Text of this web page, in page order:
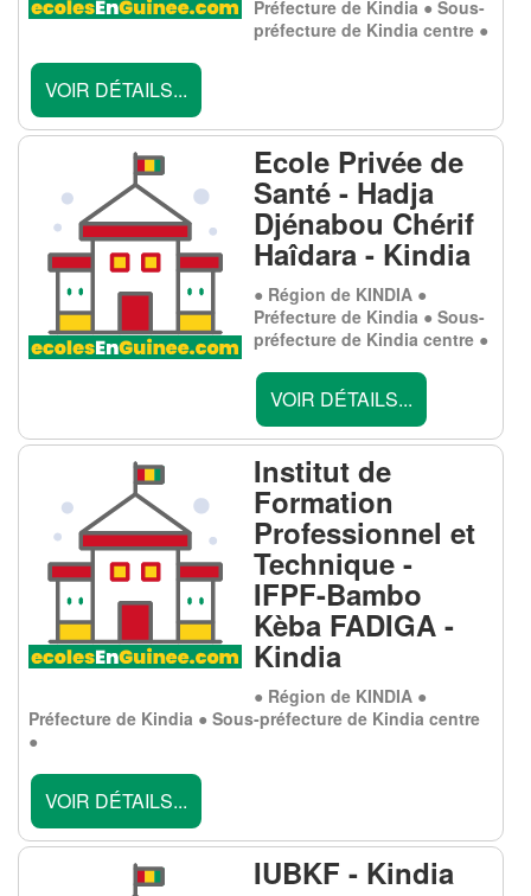
Préfecture de Kindia ● Sous-
préfecture de Kindia centre ●
VOIR DÉTAILS...
Ecole Privée de
Santé - Hadja
Djénabou Chérif
Haîdara - Kindia
● Région de KINDIA ●
Préfecture de Kindia ● Sous-
préfecture de Kindia centre ●
VOIR DÉTAILS...
Institut de
Formation
Professionnel et
Technique -
IFPF-Bambo
Kèba FADIGA -
Kindia
● Région de KINDIA ●
Préfecture de Kindia ● Sous-préfecture de Kindia centre
●
VOIR DÉTAILS...
IUBKF - Kindia